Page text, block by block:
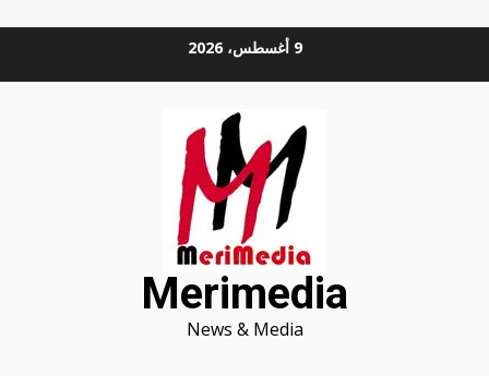
9 أغسطس، 2026
Merimedia
News & Media